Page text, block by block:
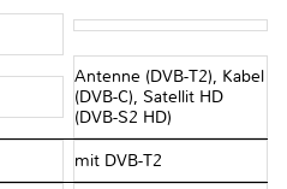
Antenne (DVB-T2), Kabel
(DVB-C), Satellit HD
(DVB-S2 HD)
mit DVB-T2